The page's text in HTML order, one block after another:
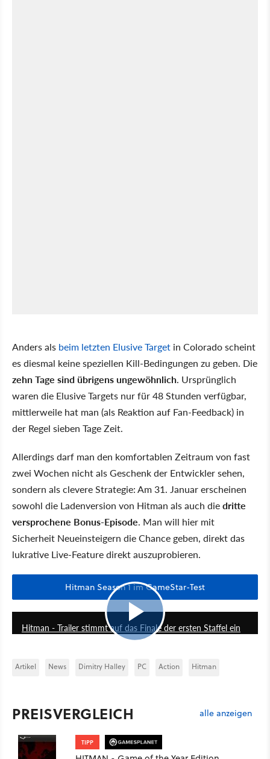
Anders als beim letzten Elusive Target in Colorado scheint
es diesmal keine speziellen Kill-Bedingungen zu geben. Die
zehn Tage sind übrigens ungewöhnlich. Ursprünglich
waren die Elusive Targets nur für 48 Stunden verfügbar,
mittlerweile hat man (als Reaktion auf Fan-Feedback) in
der Regel sieben Tage Zeit.
Allerdings darf man den komfortablen Zeitraum von fast
zwei Wochen nicht als Geschenk der Entwickler sehen,
sondern als clevere Strategie: Am 31. Januar erscheinen
sowohl die Ladenversion von Hitman als auch diedritte
versprochene Bonus-Episode. Man will hier mit
Sicherheit Neueinsteigern die Chance geben, direkt das
lukrative Live-Feature direkt auszuprobieren.
Hitman Season 1 im GameStar-Test
0:34
Hitman - Trailer stimmt auf das Finale der ersten Staffel ein
Artikel News Dimitry Halley PC Action Hitman
PREISVERGLEICH alle anzeigen
TIPP